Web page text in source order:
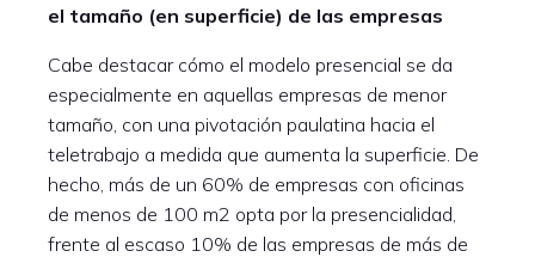
el tamaño (en superficie) de las empresas
Cabe destacar cómo el modelo presencial se da
especialmente en aquellas empresas de menor
tamaño, con una pivotación paulatina hacia el
teletrabajo a medida que aumenta la superficie. De
hecho, más de un 60% de empresas con oficinas
de menos de 100 m2 opta por la presencialidad,
frente al escaso 10% de las empresas de más de